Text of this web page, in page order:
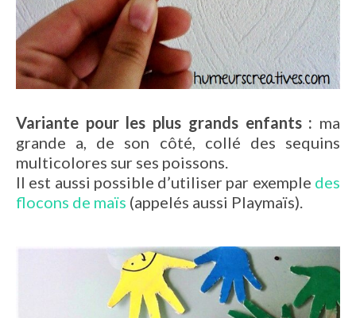
Variante pour les plus grands enfants : ma
grande a, de son côté, collé des sequins
multicolores sur ses poissons.
Il est aussi possible d’utiliser par exemple des
flocons de maïs (appelés aussi Playmaïs).